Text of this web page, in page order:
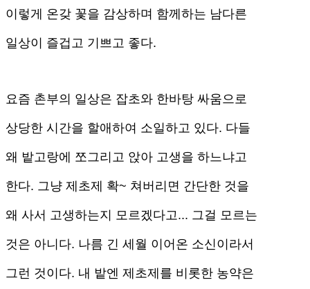
이렇게 온갖 꽃을 감상하며 함께하는 남다른
일상이 즐겁고 기쁘고 좋다.
요즘 촌부의 일상은 잡초와 한바탕 싸움으로
상당한 시간을 할애하여 소일하고 있다. 다들
왜 밭고랑에 쪼그리고 앉아 고생을 하느냐고
한다. 그냥 제초제 확~ 쳐버리면 간단한 것을
왜 사서 고생하는지 모르겠다고... 그걸 모르는
것은 아니다. 나름 긴 세월 이어온 소신이라서
그런 것이다. 내 밭엔 제초제를 비롯한 농약은